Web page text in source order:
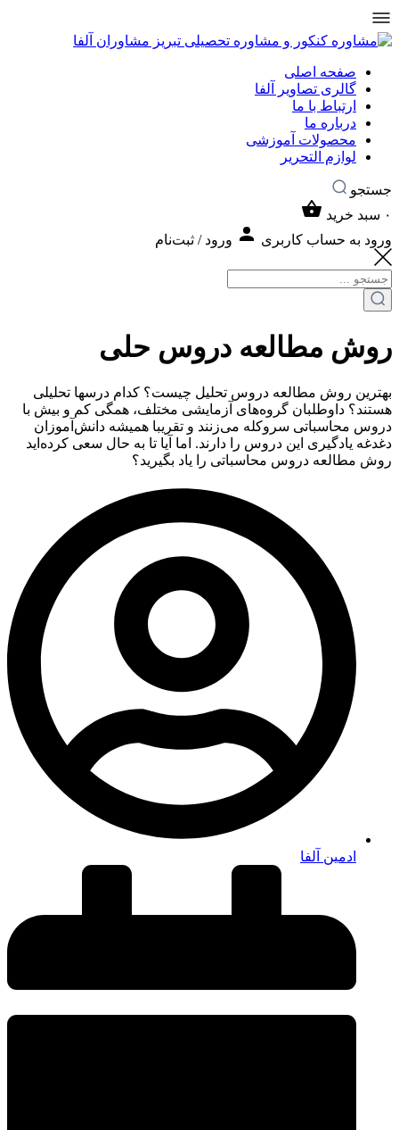
صفحه اصلی
گالری تصاویر آلفا
ارتباط با ما
درباره ما
محصولات آموزشی
لوازم التحریر
جستجو
۰ سبد خرید
ورود به حساب کاربری
ورود / ثبت‌نام
روش مطالعه دروس حلی
بهترین روش مطالعه دروس تحلیل چیست؟ کدام درسها تحلیلی
هستند؟ داوطلبان گروه‌های آزمایشی مختلف، همگی کم و بیش با
دروس محاسباتی سروکله می‌زنند و تقریبا همیشه دانش‌آموزان
دغدغه یادگیری این دروس را دارند. اما آیا تا به حال سعی کرده‌اید
روش مطالعه دروس محاسباتی را یاد بگیرید؟
ادمین آلفا